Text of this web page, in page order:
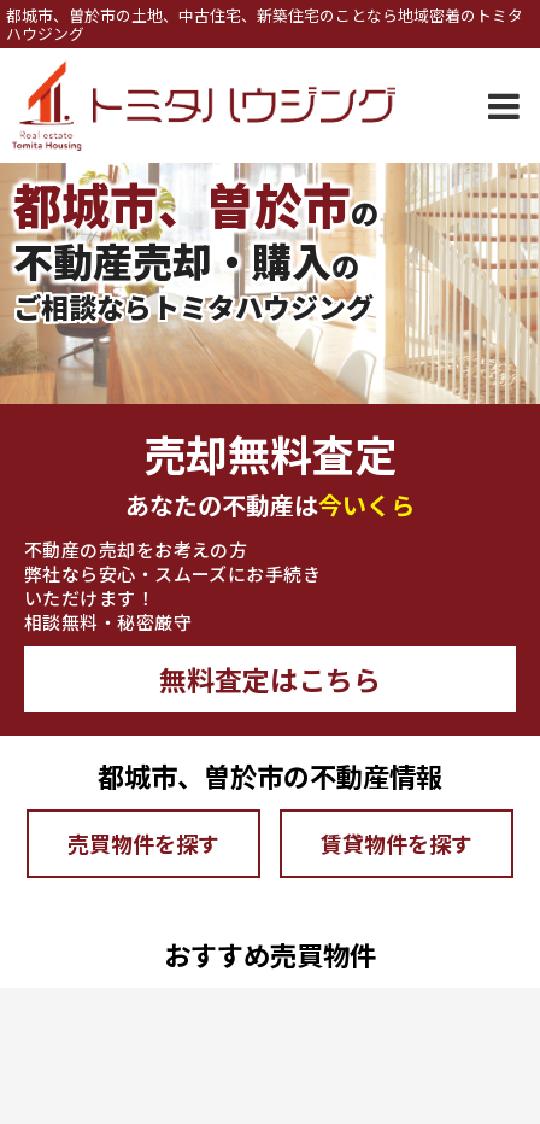
都城市、曽於市の土地、中古住宅、新築住宅のことなら地域密着のトミタ
ハウジング
都城市、曽於市の
不動産売却・購入の
ご相談ならトミタハウジング
売却無料査定
あなたの不動産は今いくら
不動産の売却をお考えの方
弊社なら安心・スムーズにお手続き
いただけます！
相談無料・秘密厳守
無料査定はこちら
都城市、曽於市の不動産情報
売買物件を探す 賃貸物件を探す
おすすめ売買物件